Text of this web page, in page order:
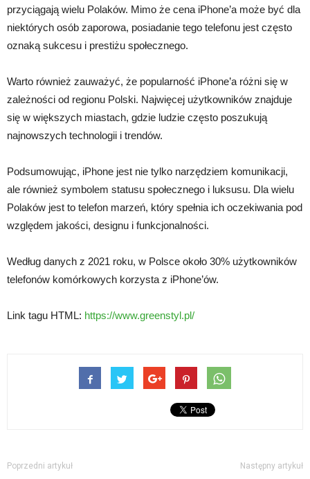
przyciągają wielu Polaków. Mimo że cena iPhone’a może być dla
niektórych osób zaporowa, posiadanie tego telefonu jest często
oznaką sukcesu i prestiżu społecznego.
Warto również zauważyć, że popularność iPhone’a różni się w
zależności od regionu Polski. Najwięcej użytkowników znajduje
się w większych miastach, gdzie ludzie często poszukują
najnowszych technologii i trendów.
Podsumowując, iPhone jest nie tylko narzędziem komunikacji,
ale również symbolem statusu społecznego i luksusu. Dla wielu
Polaków jest to telefon marzeń, który spełnia ich oczekiwania pod
względem jakości, designu i funkcjonalności.
Według danych z 2021 roku, w Polsce około 30% użytkowników
telefonów komórkowych korzysta z iPhone’ów.
Link tagu HTML: https://www.greenstyl.pl/
Poprzedni artykuł Następny artykuł